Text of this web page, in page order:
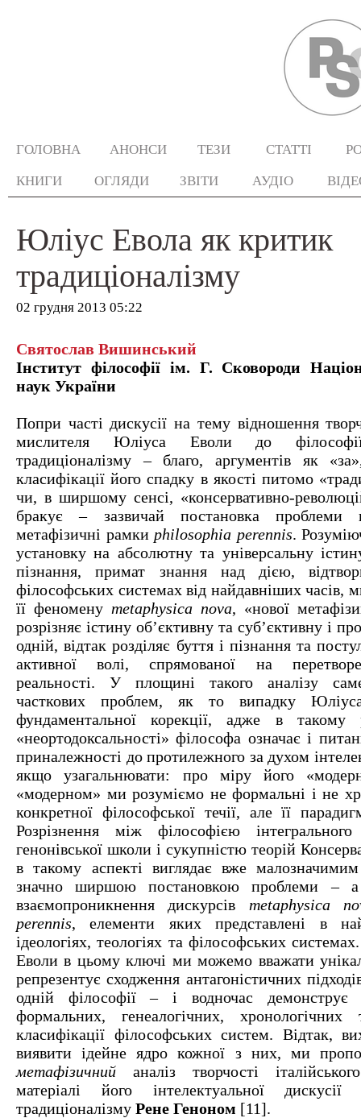
ГОЛОВНА АНОНСИ ТЕЗИ СТАТТІ
КНИГИ ОГЛЯДИ ЗВІТИ АУДІО
Юліус Евола як критик
традиціоналізму
02 грудня 2013 05:22
Святослав Вишинський
Інститут філософії ім. Г. Сковороди
наук України
Попри часті дискусії на тему відношення
мислителя Юліуса Еволи до філософії
традиціоналізму – благо, аргументів як
класифікації його спадку в якості питомо
чи, в ширшому сенсі, «консервативно-
бракує – зазвичай постановка проблеми
метафізичні рамки philosophia perennis.
установку на абсолютну та універсальну
пізнання, примат знання над дією,
філософських системах від найдавніших часів,
її феномену metaphysica nova, «нової
розрізняє істину об’єктивну та суб’єктивну і
одній, відтак розділяє буття і пізнання та
активної волі, спрямованої на
реальності. У площині такого аналізу
часткових проблем, як то випадку
фундаментальної корекції, адже в такому
«неортодоксальності» філософа означає і
приналежності до протилежного за духом
якщо узагальнювати: про міру його
«модерном» ми розуміємо не формальні і не
конкретної філософської течії, але її
Розрізнення між філософією інтегрального
генонівської школи і сукупністю теорій
в такому аспекті виглядає вже
значно ширшою постановкою проблеми –
взаємопроникнення дискурсів metaphysica
perennis, елементи яких представлені в
ідеологіях, теологіях та філософських
Еволи в цьому ключі ми можемо вважати
репрезентує сходження антагоністичних
одній філософії – і водночас демонструє
формальних, генеалогічних,
класифікації філософських систем. Відтак,
виявити ідейне ядро кожної з них, ми
метафізичний аналіз творчості
матеріалі його інтелектуальної
традиціоналізму Рене Геноном [11].